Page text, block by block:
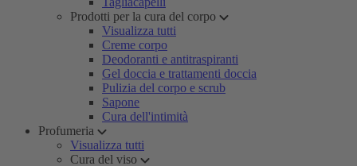
Prodotti per la cura del corpo
Visualizza tutti
Creme corpo
Deodoranti e antitraspiranti
Gel doccia e trattamenti doccia
Pulizia del corpo e scrub
Sapone
Cura dell'intimità
Profumeria
Visualizza tutti
Cura del viso